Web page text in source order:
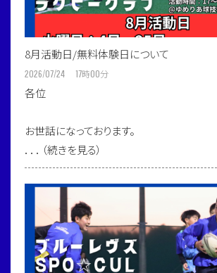
8月活動日/無料体験日について
2026/07/24 17時00分
各位
お世話になっております。
．．．（続きを見る）